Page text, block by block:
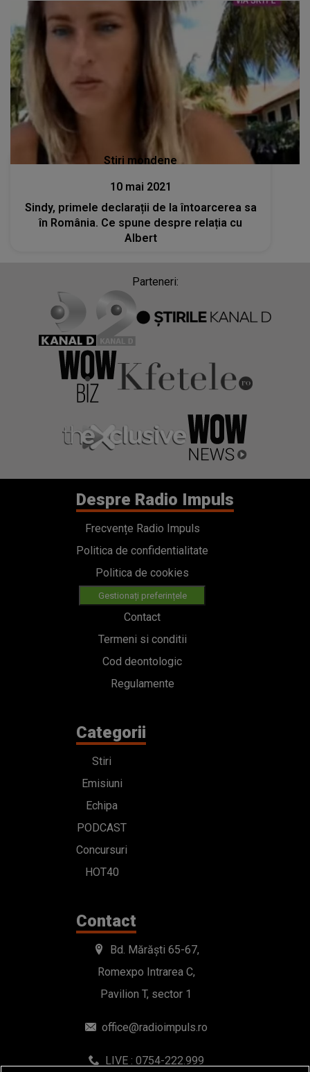
Stiri mondene
10 mai 2021
Sindy, primele declarații de la întoarcerea sa
în România. Ce spune despre relația cu
Albert
Parteneri:
Despre Radio Impuls
Frecvențe Radio Impuls
Politica de confidentialitate
Politica de cookies
Gestionați preferințele
Contact
Termeni si conditii
Cod deontologic
Regulamente
Categorii
Stiri
Emisiuni
Echipa
PODCAST
Concursuri
HOT40
Contact
Bd. Mărăști 65-67,
Romexpo Intrarea C,
Pavilion T, sector 1
office@radioimpuls.ro
LIVE : 0754-222.999